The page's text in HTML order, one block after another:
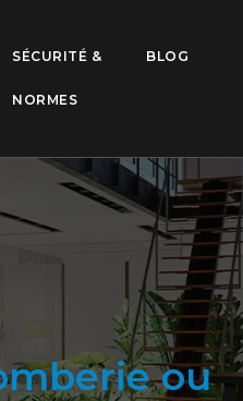
SÉCURITÉ &
NORMES
BLOG
ou